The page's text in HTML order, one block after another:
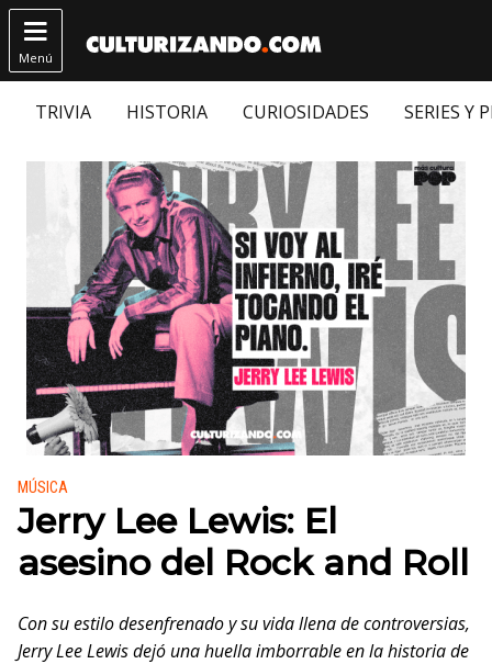

Menú
TRIVIA HISTORIA CURIOSIDADES SERIES Y
Publicado en:
MÚSICA
Jerry Lee Lewis: El
asesino del Rock and Roll
Con su estilo desenfrenado y su vida llena de controversias,
Jerry Lee Lewis dejó una huella imborrable en la historia de